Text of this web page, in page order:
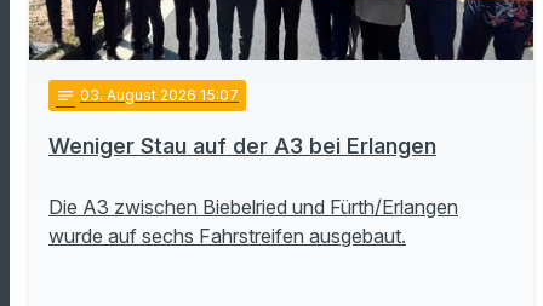
notes 03. August 2026 15:07
Weniger Stau auf der A3 bei Erlangen
Die A3 zwischen Biebelried und Fürth/Erlangen
wurde auf sechs Fahrstreifen ausgebaut.